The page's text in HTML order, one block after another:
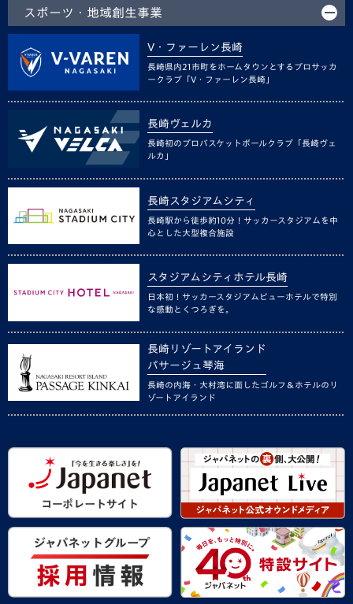
スポーツ・地域創生事業
V・ファーレン長崎
長崎県内21市町をホームタウンとするプロサッカ
ークラブ「V・ファーレン長崎」
長崎ヴェルカ
長崎初のプロバスケットボールクラブ「長崎ヴェ
ルカ」
長崎スタジアムシティ
長崎駅から徒歩約10分！サッカースタジアムを中
心とした大型複合施設
スタジアムシティホテル長崎
日本初！サッカースタジアムビューホテルで特別
な感動とくつろぎを。
長崎リゾートアイランド
パサージュ琴海
長崎の内海・大村湾に面したゴルフ＆ホテルのリ
ゾートアイランド